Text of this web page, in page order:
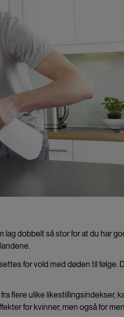
lag dobbelt så stor for at du har
for vold med døden til følge.
flere ulike likestillingsindekser,
for kvinner, men også for